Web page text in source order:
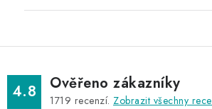
4.8 Ověřeno zákazníky
1719 recenzí. Zobrazit všechny